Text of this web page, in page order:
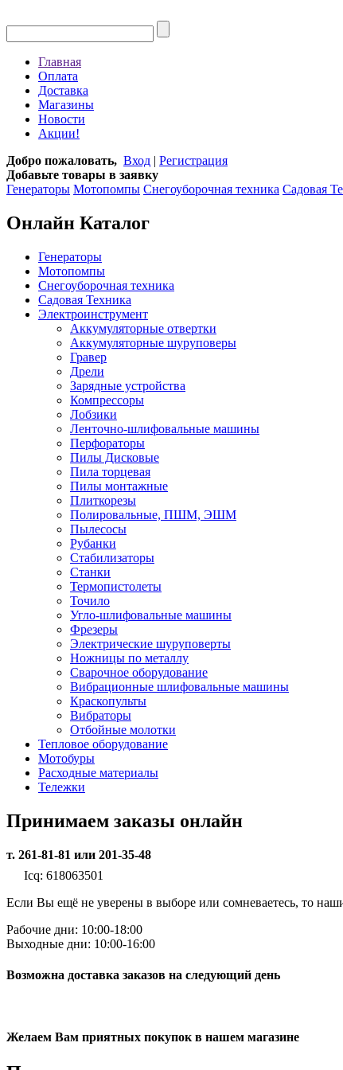
Главная
Оплата
Доставка
Магазины
Новости
Акции!
Добро пожаловать, Вход | Регистрация
Добавьте товары в заявку
Генераторы Мотопомпы Снегоуборочная техника Садовая
Онлайн Каталог
Генераторы
Мотопомпы
Снегоуборочная техника
Садовая Техника
Электроинструмент
Аккумуляторные отвертки
Аккумуляторные шуруповеры
Гравер
Дрели
Зарядные устройства
Компрессоры
Лобзики
Ленточно-шлифовальные машины
Перфораторы
Пилы Дисковые
Пила торцевая
Пилы монтажные
Плиткорезы
Полировальные, ПШМ, ЭШМ
Пылесосы
Рубанки
Стабилизаторы
Станки
Термопистолеты
Точило
Угло-шлифовальные машины
Фрезеры
Электрические шуруповерты
Ножницы по металлу
Сварочное оборудование
Вибрационные шлифовальные машины
Краскопульты
Вибраторы
Отбойные молотки
Тепловое оборудование
Мотобуры
Расходные материалы
Тележки
Принимаем заказы онлайн
т. 261-81-81 или 201-35-48
Icq: 618063501
Если Вы ещё не уверены в выборе или сомневаетесь, то
Рабочие дни: 10:00-18:00
Выходные дни: 10:00-16:00
Возможна доставка заказов на следующий день
Желаем Вам приятных покупок в нашем магазине